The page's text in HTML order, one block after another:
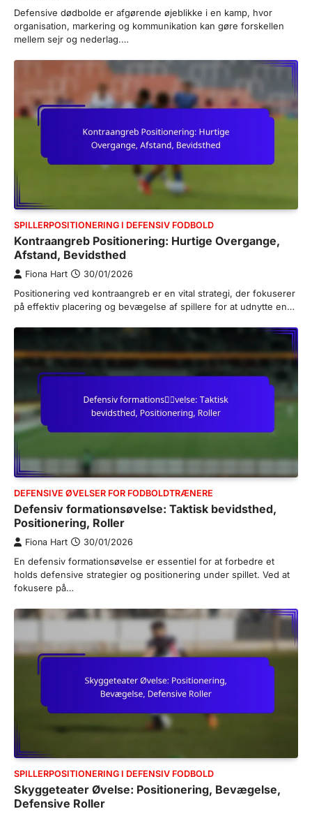
Defensive dødbolde er afgørende øjeblikke i en kamp, hvor
organisation, markering og kommunikation kan gøre forskellen
mellem sejr og nederlag.…
SPILLERPOSITIONERING I DEFENSIV FODBOLD
Kontraangreb Positionering: Hurtige Overgange,
Afstand, Bevidsthed
Fiona Hart 30/01/2026
Positionering ved kontraangreb er en vital strategi, der fokuserer
på effektiv placering og bevægelse af spillere for at udnytte en…
DEFENSIVE ØVELSER FOR FODBOLDTRÆNERE
Defensiv formationsøvelse: Taktisk bevidsthed,
Positionering, Roller
Fiona Hart 30/01/2026
En defensiv formationsøvelse er essentiel for at forbedre et
holds defensive strategier og positionering under spillet. Ved at
fokusere på…
SPILLERPOSITIONERING I DEFENSIV FODBOLD
Skyggeteater Øvelse: Positionering, Bevægelse,
Defensive Roller